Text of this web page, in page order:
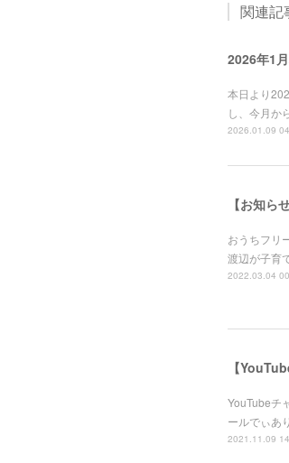
関連記
2026年1
本日より
し、今月か
2026.01.09
【お知ら
おうちフリ
渡辺が子育
2022.03.04
【
YouTubeチ
ールでぃあ
2021.11.09